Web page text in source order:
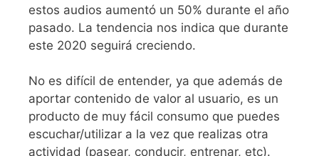
estos audios aumentó un 50% durante el año
pasado. La tendencia nos indica que durante
este 2020 seguirá creciendo.
No es difícil de entender, ya que además de
aportar contenido de valor al usuario, es un
producto de muy fácil consumo que puedes
escuchar/utilizar a la vez que realizas otra
actividad (pasear, conducir, entrenar, etc).